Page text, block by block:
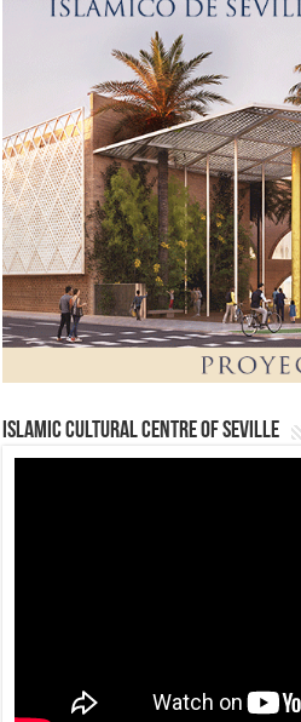
Islamic Cultural Centre of Seville